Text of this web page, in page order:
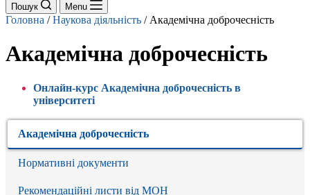
Пошук Menu
Головна /Наукова діяльність / Академічна доброчесність
Академічна доброчесність
Онлайн-курс Академічна доброчесність в
університеті
Академічна доброчесність
Нормативні документи
Рекомендаційні листи від МОН